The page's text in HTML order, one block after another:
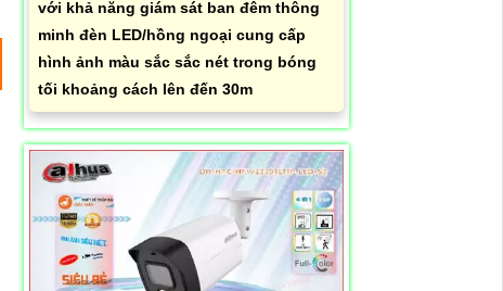
với khả năng giám sát ban đêm thông
minh đèn LED/hồng ngoại cung cấp
hình ảnh màu sắc sắc nét trong bóng
tối khoảng cách lên đến 30m